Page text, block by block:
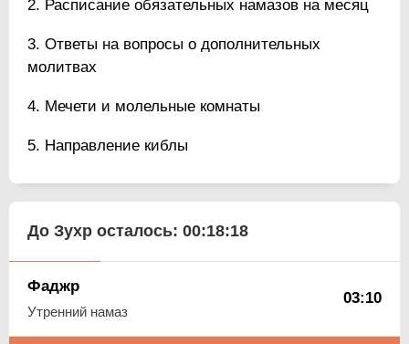
Расписание обязательных намазов на месяц
Ответы на вопросы о дополнительных
молитвах
Мечети и молельные комнаты
Направление киблы
До Зухр осталось: 00:18:18
Фаджр
Утренний намаз
03:10